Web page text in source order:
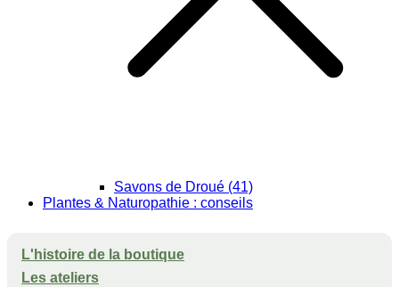
Savons de Droué (41)
Plantes & Naturopathie : conseils
L'histoire de la boutique
Les ateliers